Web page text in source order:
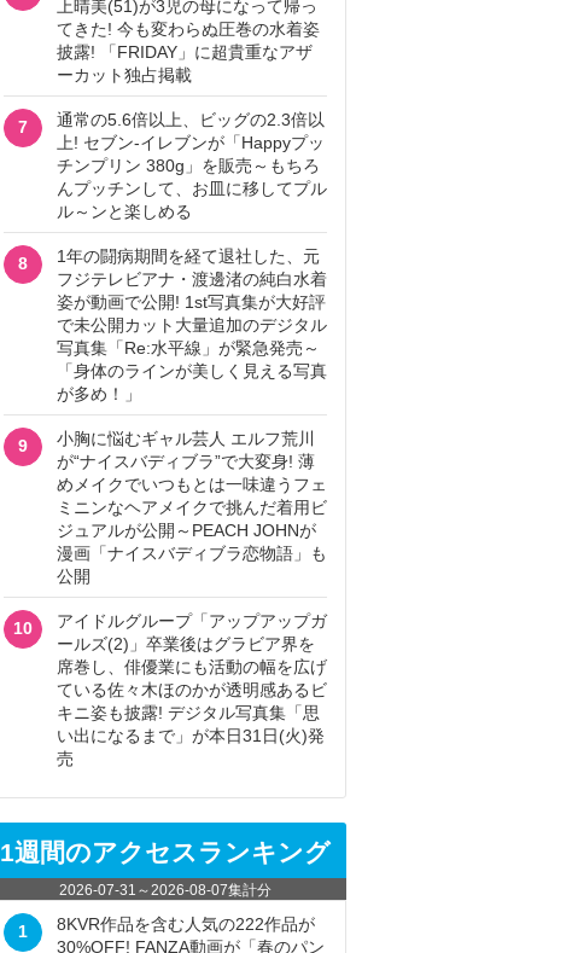
上晴美(51)が3児の母になって帰っ
てきた! 今も変わらぬ圧巻の水着姿
披露! 「FRIDAY」に超貴重なアザ
ーカット独占掲載
7
通常の5.6倍以上、ビッグの2.3倍以
上! セブン‐イレブンが「Happyプッ
チンプリン 380g」を販売～もちろ
んプッチンして、お皿に移してプル
ル～ンと楽しめる
8
1年の闘病期間を経て退社した、元
フジテレビアナ・渡邊渚の純白水着
姿が動画で公開! 1st写真集が大好評
で未公開カット大量追加のデジタル
写真集「Re:水平線」が緊急発売～
「身体のラインが美しく見える写真
が多め！」
9
小胸に悩むギャル芸人 エルフ荒川
が“ナイスバディブラ”で大変身! 薄
めメイクでいつもとは一味違うフェ
ミニンなヘアメイクで挑んだ着用ビ
ジュアルが公開～PEACH JOHNが
漫画「ナイスバディブラ恋物語」も
公開
10
アイドルグループ「アップアップガ
ールズ(2)」卒業後はグラビア界を
席巻し、俳優業にも活動の幅を広げ
ている佐々木ほのかが透明感あるビ
キニ姿も披露! デジタル写真集「思
い出になるまで」が本日31日(火)発
売
1週間のアクセスランキング
2026-07-31 ～2026-08-07集計分
1
8KVR作品を含む人気の222作品が
30%OFF! FANZA動画が「春のパン